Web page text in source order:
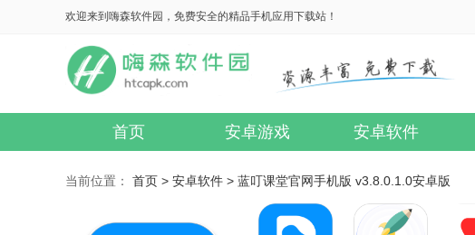
欢迎来到嗨森软件园，免费安全的精品手机应用下载站！
首页 安卓游戏 安卓软件
当前位置： 首页 > 安卓软件 > 蓝叮课堂官网手机版 v3.8.0.1.0安卓版